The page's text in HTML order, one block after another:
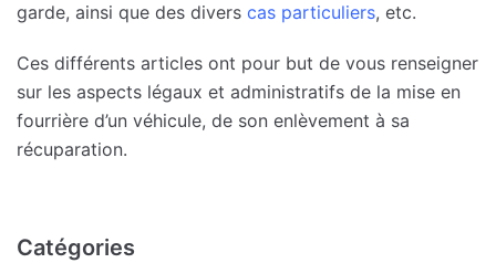
garde, ainsi que des divers cas particuliers, etc.
Ces différents articles ont pour but de vous renseigner
sur les aspects légaux et administratifs de la mise en
fourrière d’un véhicule, de son enlèvement à sa
récuparation.
Catégories